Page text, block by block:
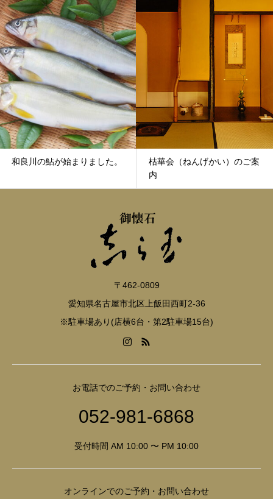
和良川の鮎が始まりました。
枯華会（ねんげかい）のご案
内
〒462-0809
愛知県名古屋市北区上飯田西町2-36
※駐車場あり(店横6台・第2駐車場15台)
お電話でのご予約・お問い合わせ
052-981-6868
受付時間 AM 10:00 〜 PM 10:00
オンラインでのご予約・お問い合わせ